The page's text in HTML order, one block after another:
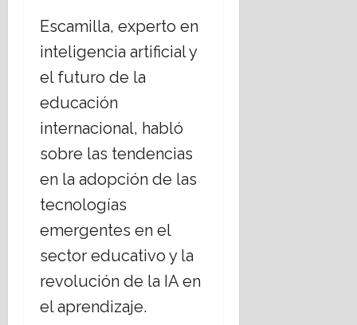
Escamilla, experto en
inteligencia artificial y
el futuro de la
educación
internacional, habló
sobre las tendencias
en la adopción de las
tecnologías
emergentes en el
sector educativo y la
revolución de la IA en
el aprendizaje.